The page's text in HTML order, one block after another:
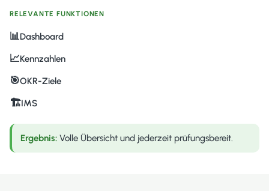
RELEVANTE FUNKTIONEN
📊Dashboard
📈Kennzahlen
🎯OKR-Ziele
🏗IMS
Ergebnis: Volle Übersicht und jederzeit prüfungsbereit.